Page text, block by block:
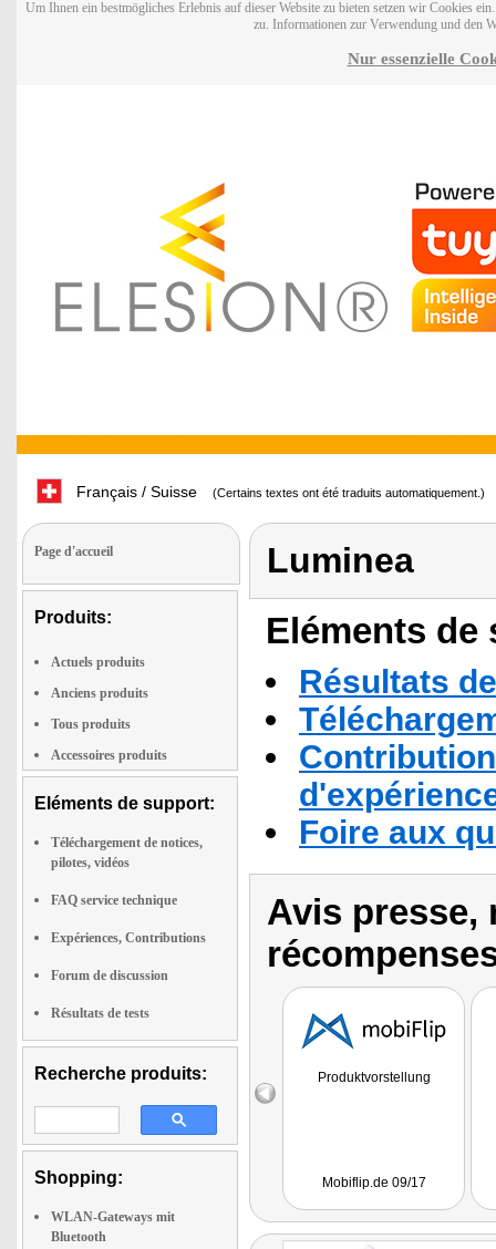
Um Ihnen ein bestmögliches Erlebnis auf dieser Website zu bieten setzen wir Cookies
zu. Informationen zur Verwendung und den
Nur essenzielle
Français / Suisse (Certains textes ont été traduits automatiquement.)
Page d'accueil
Produits:
Actuels produits
Anciens produits
Tous produits
Accessoires produits
Eléments de support:
Téléchargement de notices,
pilotes, vidéos
FAQ service technique
Expériences, Contributions
Forum de discussion
Résultats de tests
Recherche produits:
Shopping:
WLAN-Gateways mit
Bluetooth
Luminea
Eléments
Résultats
Foire aux
Avis presse,
Produktvorstellung
Mobiflip.de 09/17